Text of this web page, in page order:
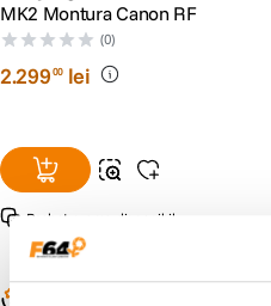
MK2 Montura Canon RF
(0)
2.29900 lei
Pachet promo disponibil